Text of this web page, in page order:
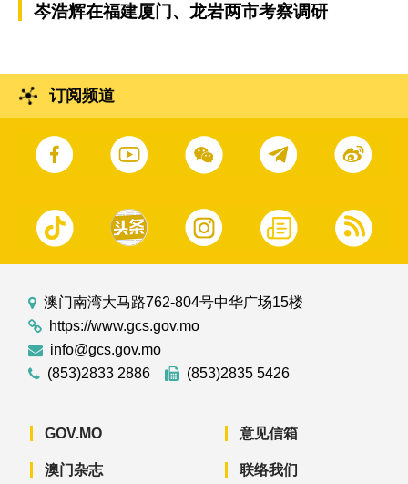
岑浩辉在福建厦门、龙岩两市考察调研
订阅频道
澳门南湾大马路762-804号中华广场15楼
https://www.gcs.gov.mo
info@gcs.gov.mo
(853)2833 2886
(853)2835 5426
GOV.MO
澳门杂志
意见信箱
联络我们